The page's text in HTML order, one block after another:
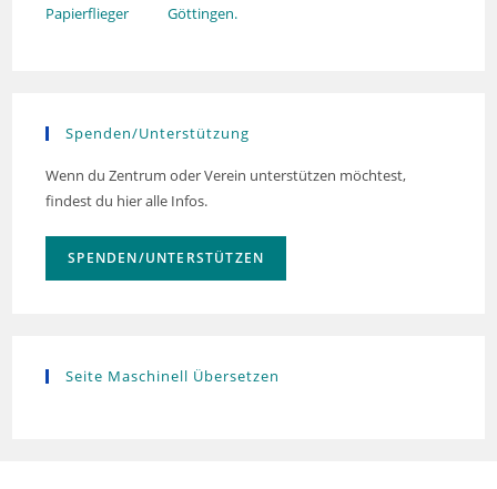
Göttingen.
Spenden/Unterstützung
Wenn du Zentrum oder Verein unterstützen möchtest,
findest du hier alle Infos.
SPENDEN/UNTERSTÜTZEN
Seite Maschinell Übersetzen